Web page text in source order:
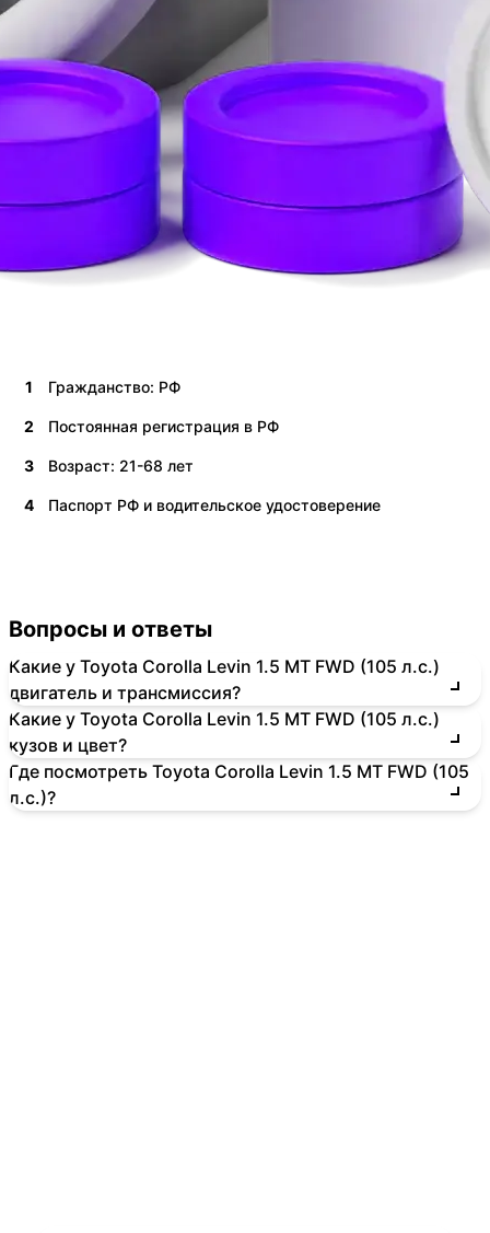
1 Гражданство: РФ
2 Постоянная регистрация в РФ
3 Возраст: 21-68 лет
4 Паспорт РФ и водительское удостоверение
Вопросы и ответы
Какие у Toyota Corolla Levin 1.5 MT FWD (105 л.с.)
двигатель и трансмиссия?
Какие у Toyota Corolla Levin 1.5 MT FWD (105 л.с.)
кузов и цвет?
Где посмотреть Toyota Corolla Levin 1.5 MT FWD (105
л.с.)?